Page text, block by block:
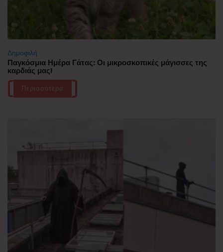
Δημοφιλή
Παγκόσμια Ημέρα Γάτας: Οι μικροσκοπικές μάγισσες της
καρδιάς μας!
Περισσότερα